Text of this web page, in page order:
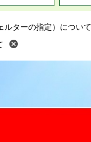
ルターの指定）について